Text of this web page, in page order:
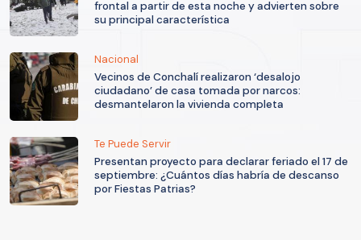
frontal a partir de esta noche y advierten sobre
su principal característica
Nacional
Vecinos de Conchalí realizaron ‘desalojo
ciudadano’ de casa tomada por narcos:
desmantelaron la vivienda completa
Te Puede Servir
Presentan proyecto para declarar feriado el 17 de
septiembre: ¿Cuántos días habría de descanso
por Fiestas Patrias?